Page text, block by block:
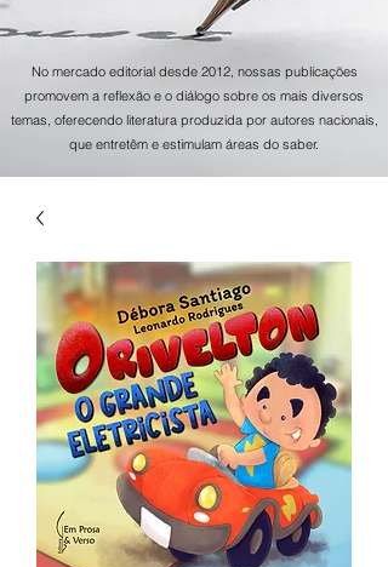
No mercado editorial desde 2012, nossas publicações
promovem a reflexão e o diálogo sobre os mais diversos
temas, oferecendo literatura produzida por autores nacionais,
que entretêm e estimulam áreas do saber.